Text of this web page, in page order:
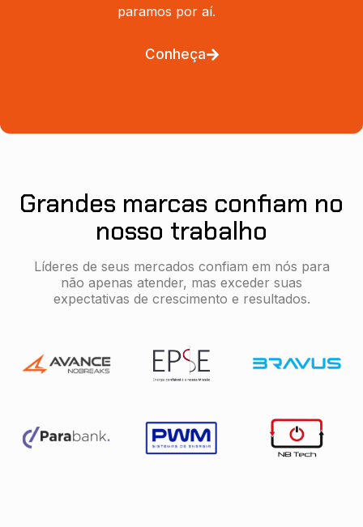
paramos por aí.
Conheça
Grandes marcas confiam no
nosso trabalho
Líderes de seus mercados confiam em nós para
não apenas atender, mas exceder suas
expectativas de crescimento e resultados.